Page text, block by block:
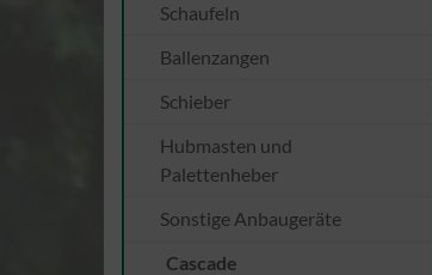
Schaufeln
Ballenzangen
Schieber
Hubmasten und
Palettenheber
Sonstige Anbaugeräte
Cascade